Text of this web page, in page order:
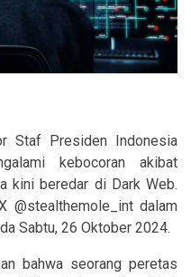
Staf Presiden Indonesia
kebocoran akibat
kini beredar di Dark Web.
@stealthemole_int dalam
Sabtu, 26 Oktober 2024.
bahwa seorang peretas